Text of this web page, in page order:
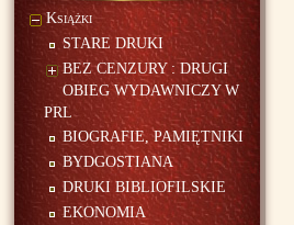
Książki
STARE DRUKI
BEZ CENZURY : DRUGI
OBIEG WYDAWNICZY W
PRL
BIOGRAFIE, PAMIĘTNIKI
BYDGOSTIANA
DRUKI BIBLIOFILSKIE
EKONOMIA